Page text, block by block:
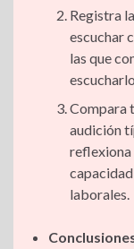
Registra
escuchar
las que
Compara
audición
laborales.